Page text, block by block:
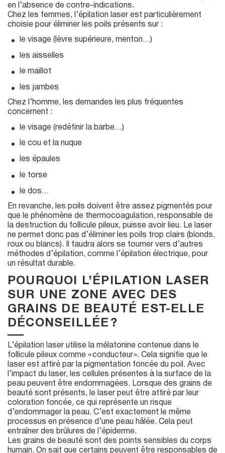
en l’absence de contre-indications.
Chez les femmes, l’épilation laser est particulièrement
choisie pour éliminer les poils présents sur :
le visage (lèvre supérieure, menton…)
les aisselles
le maillot
les jambes
Chez l’homme, les demandes les plus fréquentes
concernent :
le visage (redéfinir la barbe…)
le cou et la nuque
les épaules
le torse
le dos…
En revanche, les poils doivent être assez pigmentés pour
que le phénomène de thermocoagulation, responsable de
la destruction du follicule pileux, puisse avoir lieu. Le laser
ne permet donc pas d’éliminer les poils trop clairs (blonds,
roux ou blancs). Il faudra alors se tourner vers d’autres
méthodes d’épilation, comme l’épilation électrique, pour
un résultat durable.
POURQUOI L’ÉPILATION LASER
SUR UNE ZONE AVEC DES
GRAINS DE BEAUTÉ EST-ELLE
DÉCONSEILLÉE ?
L’épilation laser utilise la mélatonine contenue dans le
follicule pileux comme « conducteur ». Cela signifie que le
laser est attiré par la pigmentation foncée du poil. Avec
l’impact du laser, les cellules présentes à la surface de la
peau peuvent être endommagées. Lorsque des grains de
beauté sont présents, le laser peut être attiré par leur
coloration foncée, ce qui représente un risque
d’endommager la peau. C’est exactement le même
processus en présence d’une peau hâlée. Cela peut
entraîner des brûlures de l’épiderme.
Les grains de beauté sont des points sensibles du corps
humain. On sait que certains peuvent être responsables de